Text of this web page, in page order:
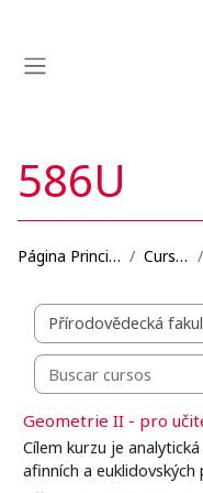
586U
Página Principal Cursos
Categorías
Buscar cursos
Geometrie II - pro
Cílem kurzu je
afinních a